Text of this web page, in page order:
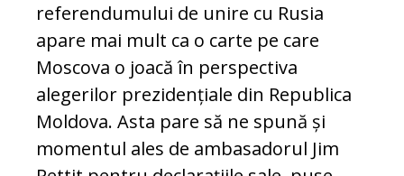
referendumului de uni­re cu Rusia
apare mai mult ca o carte pe care
Moscova o joacă în perspectiva
alegerilor prezidențiale din Republica
Mol­dova. Asta pare să ne spună și
momentul ales de ambasadorul Jim